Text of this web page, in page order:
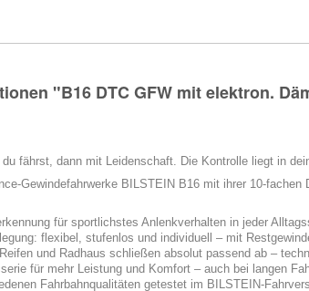
"B16 DTC GFW mit elektron.
fährst, dann mit Leidenschaft. Die Kontrolle liegt in
Gewindefahrwerke BILSTEIN B16 mit ihrer 10-
für sportlichstes Anlenkverhalten in jeder
flexibel, stufenlos und individuell – mit
und Radhaus schließen absolut passend ab –
für mehr Leistung und Komfort – auch bei langen
Fahrbahnqualitäten getestet im BILSTEIN-